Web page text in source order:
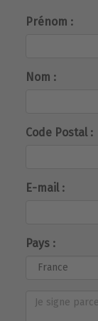
Prénom :
Nom :
Code Postal :
E-mail :
Pays :